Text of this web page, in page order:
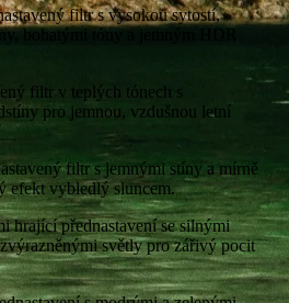
filtr s vysokou sytostí,
bohatými tóny a jemným HDR
filtr v teplých tónech s
pro jemnou, vzdušnou letní
filtr s jemnými stíny a mírně
efekt vybledlý sluncem.
hrající přednastavení se silnými
světly pro zářivý pocit